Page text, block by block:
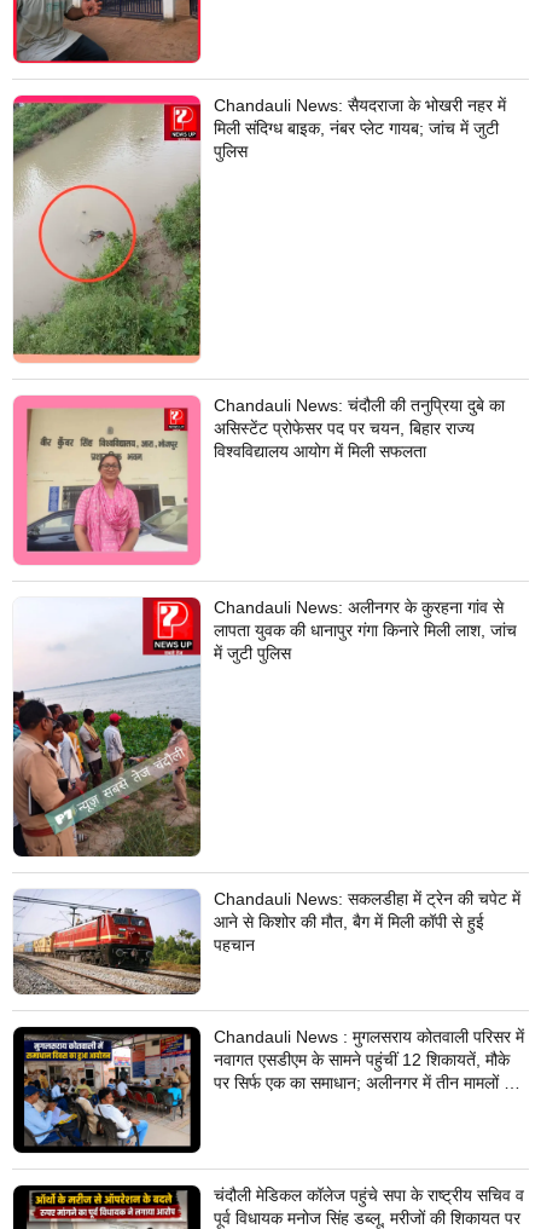
Chandauli News: सैयदराजा के भोखरी नहर में
मिली संदिग्ध बाइक, नंबर प्लेट गायब; जांच में जुटी
पुलिस
Chandauli News: चंदौली की तनुप्रिया दुबे का
असिस्टेंट प्रोफेसर पद पर चयन, बिहार राज्य
विश्वविद्यालय आयोग में मिली सफलता
Chandauli News: अलीनगर के कुरहना गांव से
लापता युवक की धानापुर गंगा किनारे मिली लाश, जांच
में जुटी पुलिस
Chandauli News: सकलडीहा में ट्रेन की चपेट में
आने से किशोर की मौत, बैग में मिली कॉपी से हुई
पहचान
Chandauli News : मुगलसराय कोतवाली परिसर में
नवागत एसडीएम के सामने पहुंचीं 12 शिकायतें, मौके
पर सिर्फ एक का समाधान; अलीनगर में तीन मामलों का
चंदौली मेडिकल कॉलेज पहुंचे सपा के राष्ट्रीय सचिव व
पूर्व विधायक मनोज सिंह डब्लू, मरीजों की शिकायत पर